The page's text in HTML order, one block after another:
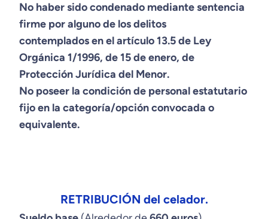
No haber sido condenado mediante sentencia
firme por alguno de los delitos
contemplados en el artículo 13.5de Ley
Orgánica 1/1996, de 15 de enero, de
Protección Jurídica del Menor.
No poseer la condición de personal estatutario
fijo en la categoría/opción convocada o
equivalente.
RETRIBUCIÓN del celador.